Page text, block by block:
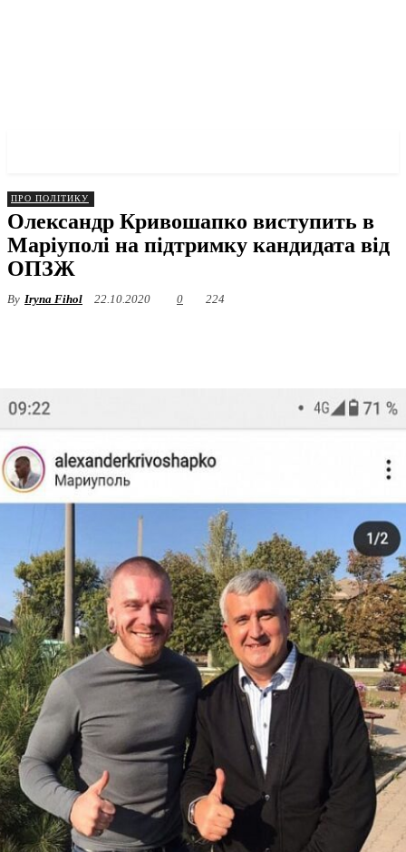
ПРО ПОЛІТИКУ
Олександр Кривошапко виступить в
Маріуполі на підтримку кандидата від
ОПЗЖ
By Iryna Fihol 22.10.2020 0 224